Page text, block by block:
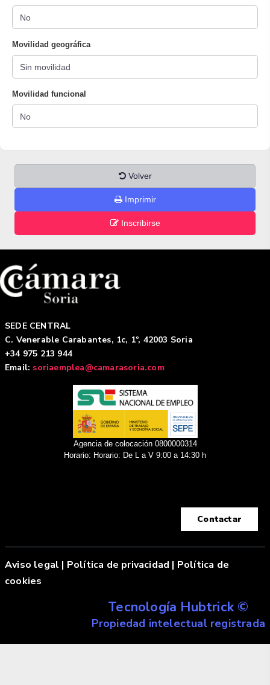
Movilidad geográfica
Movilidad funcional
Volver
Imprimir
Inscribirse
SEDE CENTRAL
C. Venerable Carabantes, 1c, 1º, 42003 Soria
+34 975 213 944
Email: soriaemplea@camarasoria.com
Agencia de colocación 0800000314
Horario: Horario: De L a V 9:00 a 14:30 h
Contactar
Aviso legal | Política de privacidad | Política de
cookies
Tecnología Hubtrick ©
Propiedad intelectual registrada